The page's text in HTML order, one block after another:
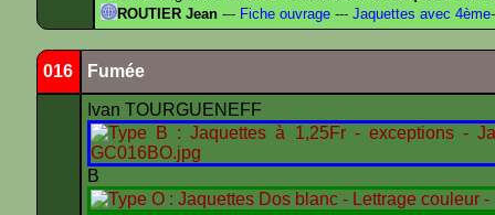
ROUTIER Jean --- Fiche ouvrage --- Jaquettes avec 4ème
016 Fumée
Ivan TOURGUENEFF
B